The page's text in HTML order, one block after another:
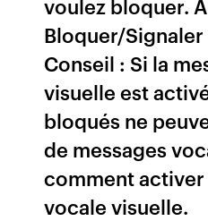
voulez bloquer.
Bloquer/
Conseil : Si la
visuelle est
bloqués ne
de messages
comment activer
vocale visuelle.